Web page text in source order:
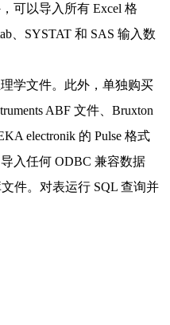
可以导入所有 Excel 格
、SYSTAT 和 SAS 输入数
学文件。此外，单独购买
ABF 文件、Bruxton
electronik 的 Pulse 格式
入任何 ODBC 兼容数据
件。对表运行 SQL 查询并